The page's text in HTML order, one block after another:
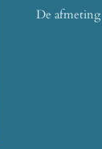
De